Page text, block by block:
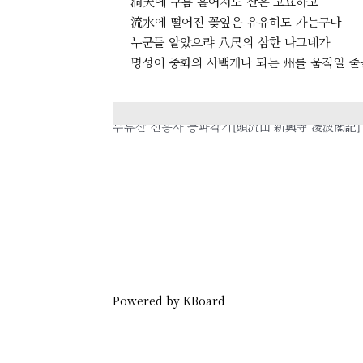
流水에 떨어진 꽃잎은 유유히도 가는구나
누군들 알았으랴 八尺의 삼한 나그네가
명성이 중화의 사백개나 되는 州를 움직일 줄
두류산 신흥사 능파각기[頭流山 新興寺 凌波閣記
Powered by KBoard